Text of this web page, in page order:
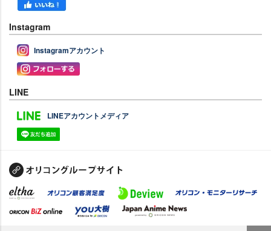
Instagram
Instagramアカウント
LINE
LINEアカウントメディア